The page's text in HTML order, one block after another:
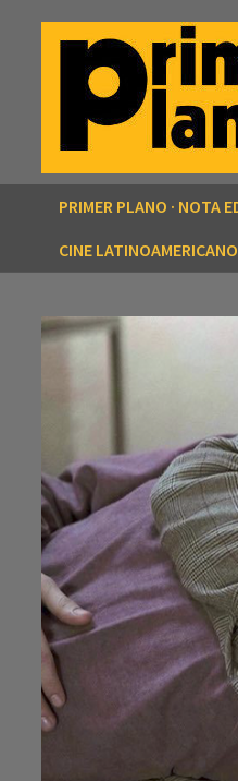
PRIMER PLANO · NOTA
CINE LATINOAMERICANO